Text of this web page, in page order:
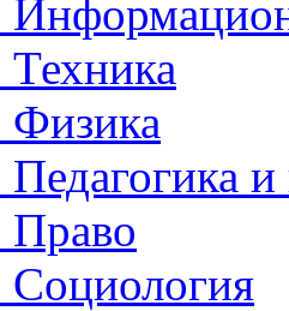
Техника
Физика
Педагогика
Право
Социология